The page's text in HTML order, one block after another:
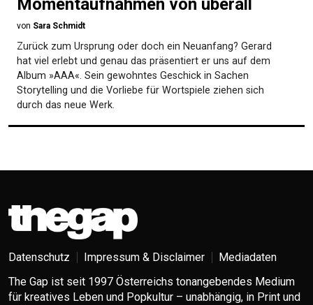
Momentaufnahmen von überall
von Sara Schmidt
Zurück zum Ursprung oder doch ein Neuanfang? Gerard
hat viel erlebt und genau das präsentiert er uns auf dem
Album »AAA«. Sein gewohntes Geschick in Sachen
Storytelling und die Vorliebe für Wortspiele ziehen sich
durch das neue Werk.
Datenschutz Impressum & Disclaimer
Mediadaten
The Gap ist seit 1997 Österreichs tonangebendes Medium
für kreatives Leben und Popkultur – unabhängig, in Print und